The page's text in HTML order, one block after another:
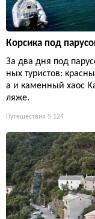
Корсика под
За два дня под
ных туристов:
а и каменный хаос
ляже.
Путешествия 5 124